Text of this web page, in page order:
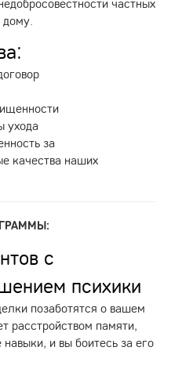
частных
ухода
за
качества наших
с
психики
позаботятся о вашем
расстройством памяти,
и вы боитесь за его